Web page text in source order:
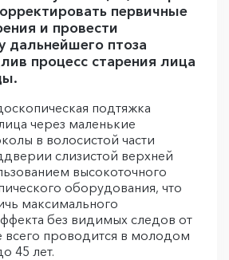
первичные
и провести
дальнейшего птоза
процесс старения лица
подтяжка
через маленькие
в волосистой части
слизистой верхней
высокоточного
оборудования, что
максимального
без видимых следов от
проводится в молодом
45 лет.